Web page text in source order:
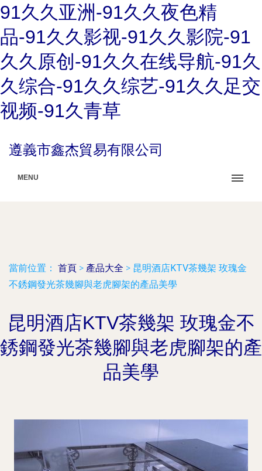
91久久亚洲-91久久夜色精
品-91久久影视-91久久影院-91
久久原创-91久久在线导航-91久
久综合-91久久综艺-91久久足交
视频-91久青草
遵義市鑫杰貿易有限公司
MENU
當前位置： 首頁 > 產品大全 > 昆明酒店KTV茶幾架 玫瑰金
不銹鋼發光茶幾腳與老虎腳架的產品美學
昆明酒店KTV茶幾架 玫瑰金不
銹鋼發光茶幾腳與老虎腳架的產
品美學